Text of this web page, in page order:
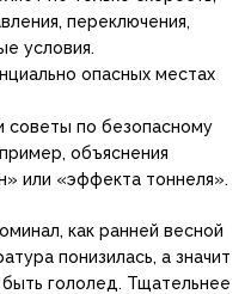
переключения,
условия.
опасных местах
советы по безопасному
объяснения
или «эффекта тоннеля».
как ранней весной
понизилась, а значит
гололед. Тщательнее